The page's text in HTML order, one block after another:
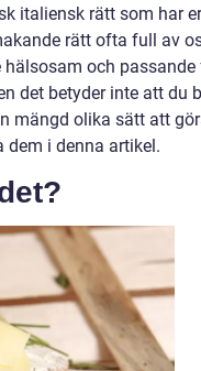
italiensk rätt som har
rätt ofta full av
och passande
det betyder inte att du
mängd olika sätt att
i denna artikel.